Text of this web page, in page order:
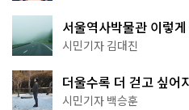
서울역사박물관 이렇
나는 역사 산책
시민기자 김대진
더울수록 더 걷고 싶어
코스'
시민기자 백승훈